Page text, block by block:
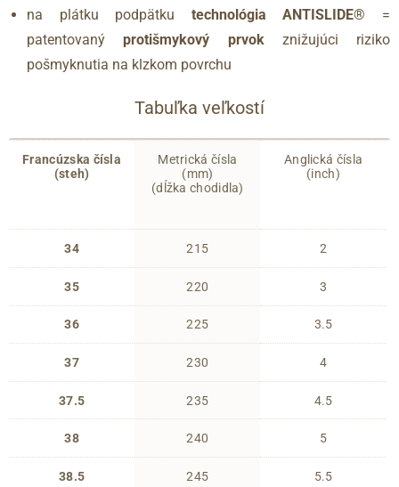
na plátku podpätku technológia ANTISLIDE® =
patentovaný protišmykový prvok znižujúci riziko
pošmyknutia na klzkom povrchu
Tabuľka veľkostí
Francúzska čísla
(steh)
34
35
36
37
37.5
38
38.5
Metrická čísla
(mm)
(dĺžka chodidla)
215
220
225
230
235
240
245
Anglická čísla
(inch)
2
3
3.5
4
4.5
5
5.5